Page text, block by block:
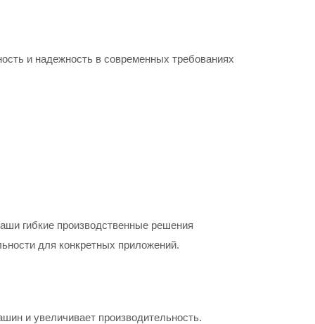
и надежность в современных требованиях
гибкие производственные решения
для конкретных приложений.
и увеличивает производительность.